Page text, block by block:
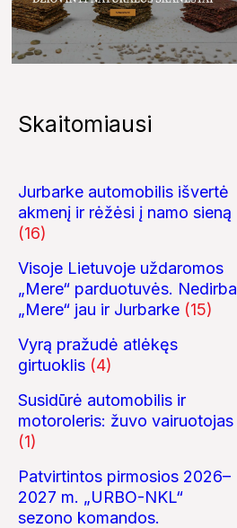
Skaitomiausi
Jurbarke automobilis išvertė
akmenį ir rėžėsi į namo sieną
(16)
Visoje Lietuvoje uždaromos
„Mere“ parduotuvės. Nedirba
„Mere“ jau ir Jurbarke (15)
Vyrą pražudė atlėkęs
girtuoklis (4)
Susidūrė automobilis ir
motoroleris: žuvo vairuotojas
(1)
Patvirtintos pirmosios 2026–
2027 m. „URBO-NKL“
sezono komandos.